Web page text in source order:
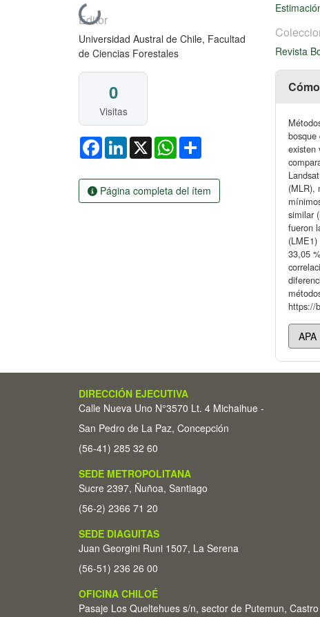
Cargando...
Editor
Universidad Austral de Chile, Facultad
de Ciencias Forestales
0
Visitas
FacebookLinkedIn
X WhatsApp
Página completa del ítem
Revista
bosque
existen
(MLR),
similar
fueron
33,05
https://
DIRECCIÓN EJECUTIVA
Calle Nueva Uno N°3570 Lt. 4 Michaihue -
San Pedro de La Paz, Concepción
(56-41) 285 32 60
SEDE METROPOLITANA
Sucre 2397, Ñuñoa, Santiago
(56-2) 2366 71 20
SEDE DIAGUITAS
Juan Georgini Runi 1507, La Serena
(56-51) 236 26 00
OFICINA CHILOÉ
Pasaje Los Queltehues s/n, sector de Putemun, Castro